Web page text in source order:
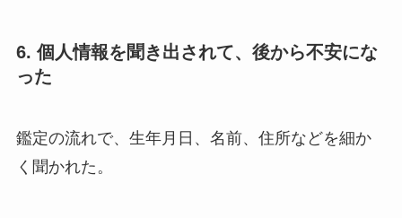
6. 個人情報を聞き出されて、後から不安にな
った
鑑定の流れで、生年月日、名前、住所などを細か
く聞かれた。